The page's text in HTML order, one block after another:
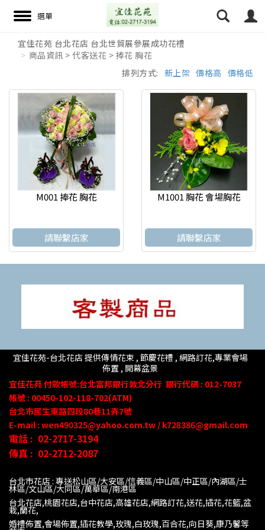
搜尋
宜佳花苑 台北花店 台北世貿展參展成功花禮
商品資訊 > 代客送花 > 捧花 胸花
價格低
價格高
新上架
排列方式:
M001 捧花 胸花
請聯繫店家
M1001 胸花 會場胸花
請聯繫店家
宜佳花苑-台北花店 提供傳情花束 , 節慶花禮 , 網路訂花,專業會場
佈置 , 開幕盆景
宜佳花苑付款帳號:台北富邦銀行敦北分行 銀行代碼 : 012-7037
帳號 : 00450-102-118-702(ATM)
台北市民生東路四段80巷11弄7號
E-mail : wen490325@yahoo.com.tw / k728386@gmail.com
電話 : 02-2717-3194
傳真 : 02-2712-2087
台北市花店 : 專送松山區/大安區/信義區/中山區/中正區/內湖區/士
林區/文山區/大同區/萬華區/南港區
台北花店,桃園花店,台中花店,高雄花店,網路訂花,送花,插花,花籃,盆
栽,蘭花,
婚禮佈置,會場佈置,插花教學,玫瑰,白玫瑰,百合花,向日葵,康乃馨等